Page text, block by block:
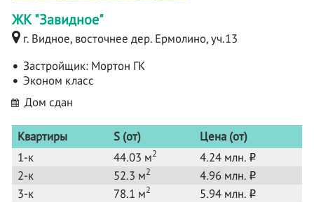
ЖК "Завидное"
г. Видное, восточнее дер. Ермолино, уч.13
Застройщик: Мортон ГК
Эконом класс
Дом сдан
Квартиры S (от)
Цена (от)
1-к
44.03 м2 4.24 млн. o
2-к 52.3 м2 4.96 млн. o
3-к 78.1 м2 5.94 млн. o